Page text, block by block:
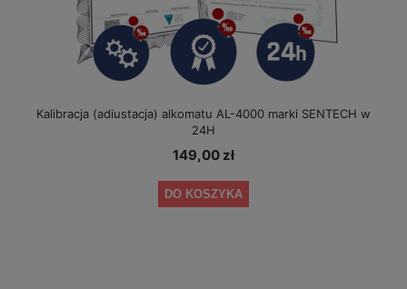
Kalibracja (adiustacja) alkomatu AL-4000 marki SENTECH w
24H
149,00 zł
DO KOSZYKA